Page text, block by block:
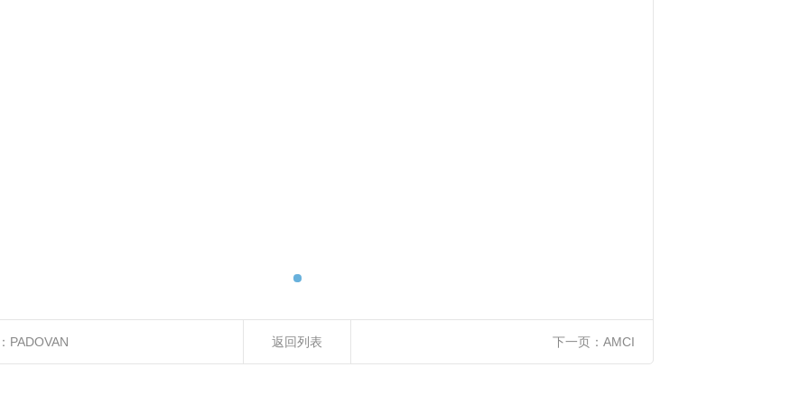
PADOVAN 返回列表 下一页： AMCI